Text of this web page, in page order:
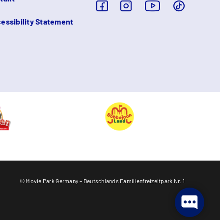
Statement
© Movie Park Germany – Deutschlands Familienfreizeitpark Nr. 1